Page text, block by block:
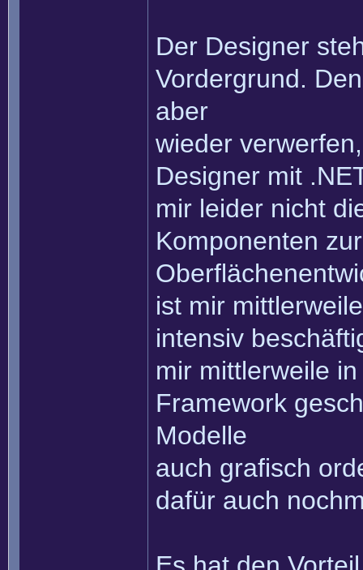
Der Designer
Vordergrund.
aber
wieder
Designer mit
mir leider nicht
Komponenten
ist mir
intensiv
mir mittlerweile
Framework
Modelle
auch grafisch
dafür auch